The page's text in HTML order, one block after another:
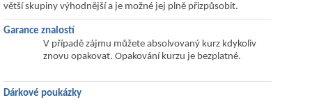
větší skupiny výhodnější a je možné jej plně přizpůsobit.
Garance znalostí
V případě zájmu můžete absolvovaný kurz kdykoliv
znovu opakovat. Opakování kurzu je bezplatné.
Dárkové poukázky